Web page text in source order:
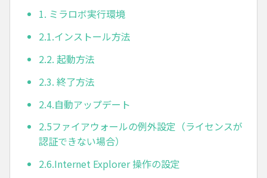
1. ミラロボ実行環境
2.1.インストール方法
2.2. 起動方法
2.3. 終了方法
2.4.自動アップデート
2.5ファイアウォールの例外設定（ライセンスが
認証できない場合）
2.6.Internet Explorer 操作の設定